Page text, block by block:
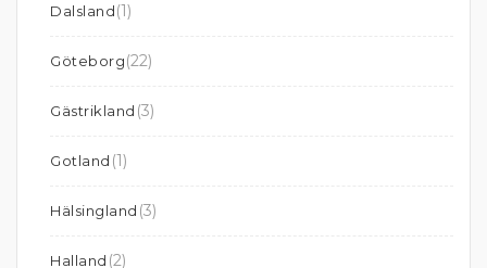
Dalsland(1)
Göteborg(22)
Gästrikland (3)
Gotland (1)
Hälsingland (3)
Halland (2)